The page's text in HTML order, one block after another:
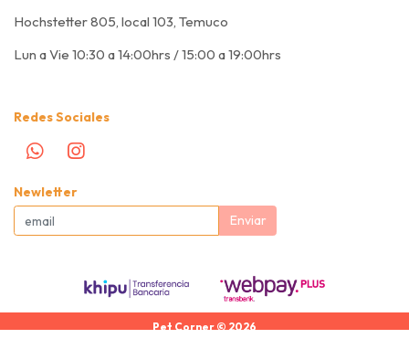
Hochstetter 805, local 103, Temuco
Lun a Vie 10:30 a 14:00hrs / 15:00 a 19:00hrs
Redes Sociales
Newletter
Enviar
Pet Corner © 2026